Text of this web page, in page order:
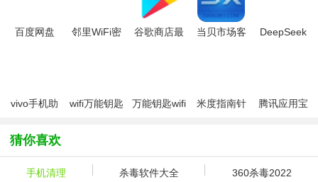
百度网盘
邻里WiFi密
谷歌商店最
当贝市场客
DeepSeek
vivo手机助
商店)
wifi万能钥匙
万能钥匙wifi
米度指南针
腾讯应用宝
猜你喜欢
手机清理 杀毒软件大全 360杀毒2022